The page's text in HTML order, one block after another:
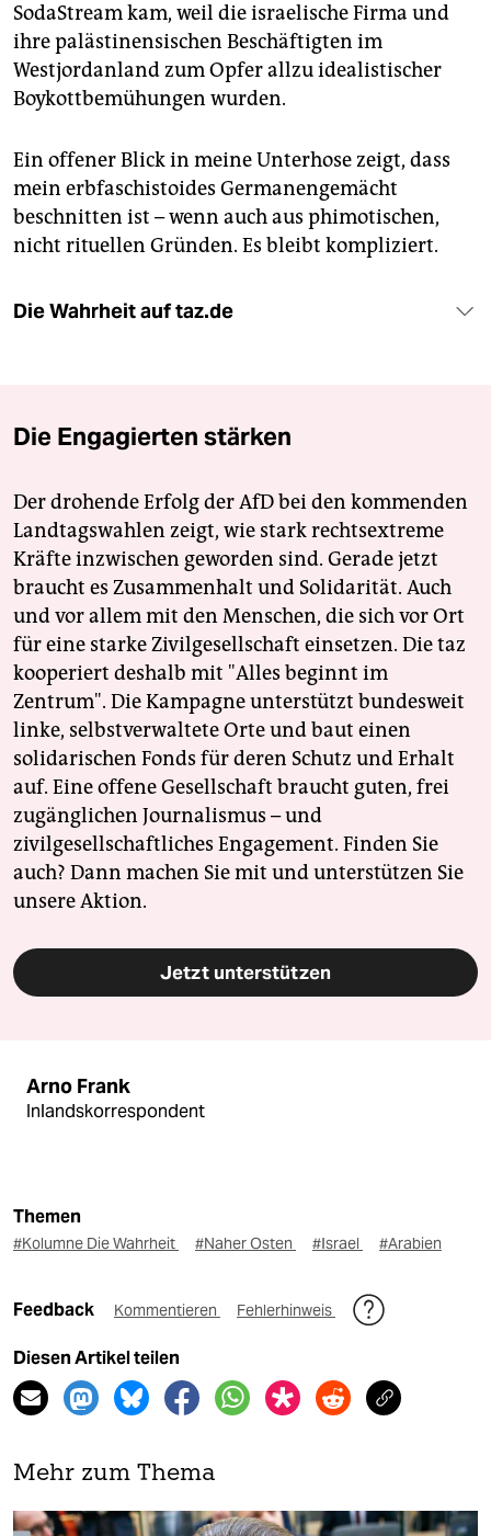
SodaStream kam, weil die israelische Firma und
ihre palästinensischen Beschäftigten im
Westjordanland zum Opfer allzu idealistischer
Boykottbemühungen wurden.
Ein offener Blick in meine Unterhose zeigt, dass
mein erbfaschistoides Germanengemächt
beschnitten ist – wenn auch aus phimotischen,
nicht rituellen Gründen. Es bleibt kompliziert.
Die Wahrheit auf taz.de
Die Engagierten stärken
Der drohende Erfolg der AfD bei den kommenden
Landtagswahlen zeigt, wie stark rechtsextreme
Kräfte inzwischen geworden sind. Gerade jetzt
braucht es Zusammenhalt und Solidarität. Auch
und vor allem mit den Menschen, die sich vor Ort
für eine starke Zivilgesellschaft einsetzen. Die taz
kooperiert deshalb mit "Alles beginnt im
Zentrum". Die Kampagne unterstützt bundesweit
linke, selbstverwaltete Orte und baut einen
solidarischen Fonds für deren Schutz und Erhalt
auf. Eine offene Gesellschaft braucht guten, frei
zugänglichen Journalismus – und
zivilgesellschaftliches Engagement. Finden Sie
auch? Dann machen Sie mit und unterstützen Sie
unsere Aktion.
Jetzt unterstützen
Arno Frank
Inlandskorrespondent
Themen
#Kolumne Die Wahrheit #Naher Osten #Israel #Arabien
Feedback Kommentieren Fehlerhinweis
Diesen Artikel teilen
Mehr zum Thema